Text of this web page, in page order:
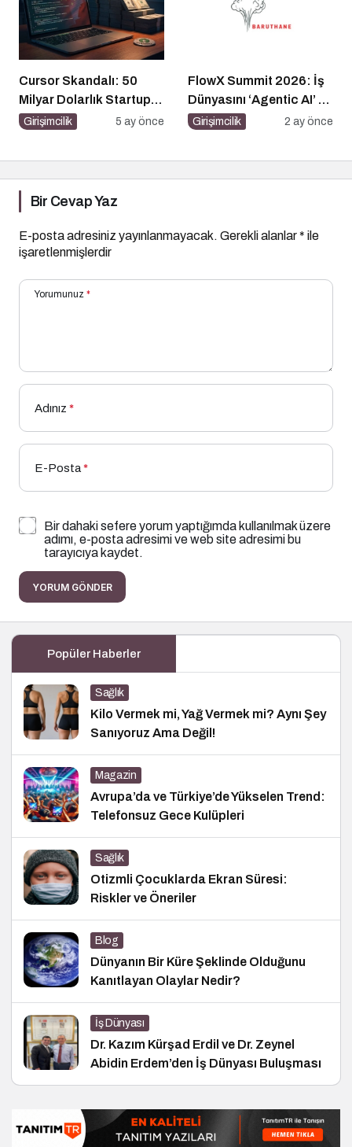
Cursor Skandalı: 50
Milyar Dolarlık Startup
Açık Kaynağı Gizleyince
Girişimcilik 5 ay önce
FlowX Summit 2026: İş
Dünyasını ‘Agentic AI’ ve
Otonom Yapay Zeka
Girişimcilik 2 ay önce
Bir Cevap Yaz
E-posta adresiniz yayınlanmayacak. Gerekli alanlar* ile
işaretlenmişlerdir
Yorumunuz *
Adınız *
E-Posta*
Bir dahaki sefere yorum yaptığımda kullanılmak üzere
adımı, e-posta adresimi ve web site adresimi bu
tarayıcıya kaydet.
YORUM GÖNDER
Popüler Haberler
Sağlık
Kilo Vermek mi, Yağ Vermek mi? Aynı Şey
Sanıyoruz Ama Değil!
Magazin
Avrupa’da ve Türkiye’de Yükselen Trend:
Telefonsuz Gece Kulüpleri
Sağlık
Otizmli Çocuklarda Ekran Süresi:
Riskler ve Öneriler
Blog
Dünyanın Bir Küre Şeklinde Olduğunu
Kanıtlayan Olaylar Nedir?
İş Dünyası
Dr. Kazım Kürşad Erdil ve Dr. Zeynel
Abidin Erdem’den İş Dünyası Buluşması